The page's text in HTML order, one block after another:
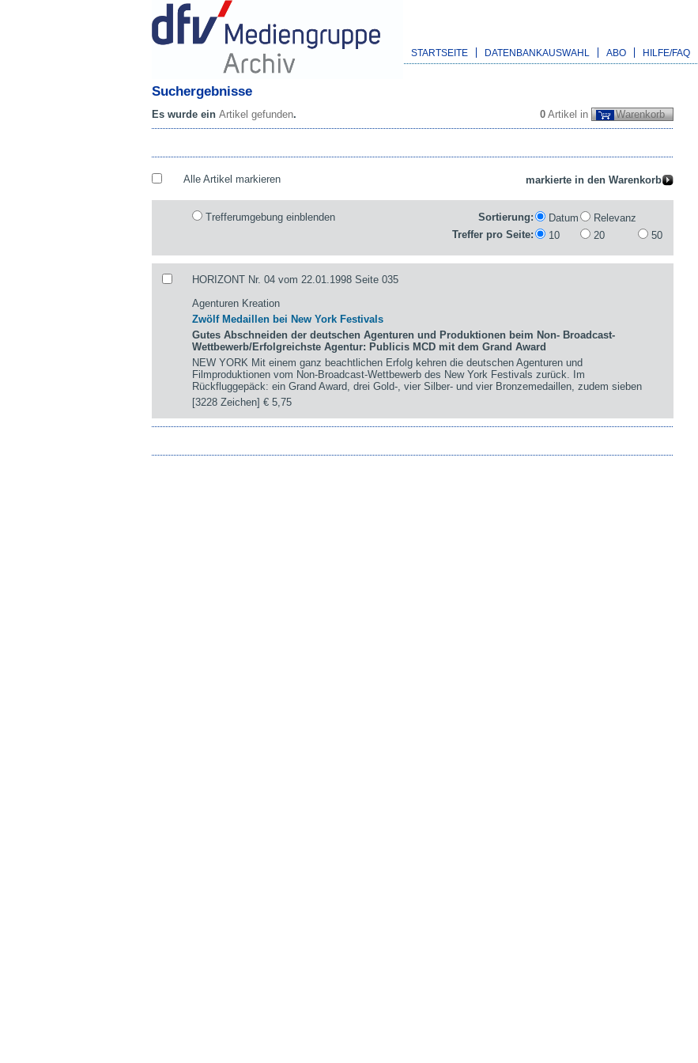
STARTSEITE DATENBANKAUSWAHL ABO HILFE/FAQ
Suchergebnisse
0 Artikel in Warenkorb
Es wurde ein Artikel gefunden.
Alle Artikel markieren
Trefferumgebung einblenden Sortierung: Datum
Relevanz
Treffer pro Seite:
10 20 50
HORIZONT Nr. 04 vom 22.01.1998 Seite 035
Agenturen Kreation
Zwölf Medaillen bei New York Festivals
Gutes Abschneiden der deutschen Agenturen und Produktionen beim Non- Broadcast-
Wettbewerb/Erfolgreichste Agentur: Publicis MCD mit dem Grand Award
NEW YORK Mit einem ganz beachtlichen Erfolg kehren die deutschen Agenturen und
Filmproduktionen vom Non-Broadcast-Wettbewerb des New York Festivals zurück. Im
Rückfluggepäck: ein Grand Award, drei Gold-, vier Silber- und vier Bronzemedaillen, zudem sieben
[3228 Zeichen]€ 5,75